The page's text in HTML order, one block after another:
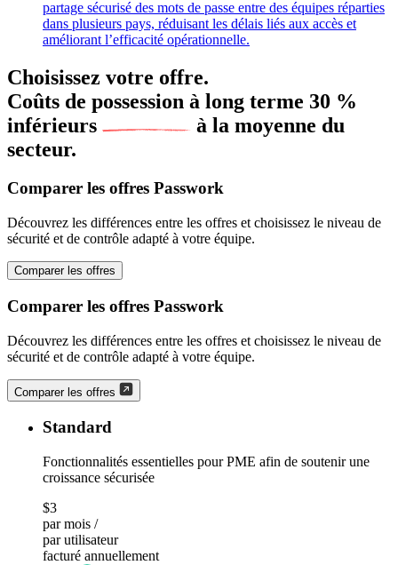
partage sécurisé des mots de passe entre des équipes réparties
dans plusieurs pays, réduisant les délais liés aux accès et
améliorant l’efficacité opérationnelle.
Choisissez votre offre.
Coûts de possession à long terme 30 %
inférieurs
à la moyenne du
secteur.
Comparer les offres Passwork
Découvrez les différences entre les offres et choisissez le niveau de
sécurité et de contrôle adapté à votre équipe.
Comparer les offres
Comparer les offres Passwork
Découvrez les différences entre les offres et choisissez le niveau de
sécurité et de contrôle adapté à votre équipe.
Comparer les offres
Standard
Fonctionnalités essentielles pour PME afin de soutenir une
croissance sécurisée
$3
par mois /
par utilisateur
facturé annuellement